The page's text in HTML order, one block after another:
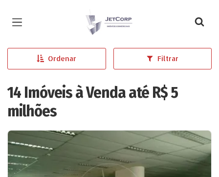
Página inicial
Ordenar Filtrar
14 Imóveis à Venda até R$ 5
milhões